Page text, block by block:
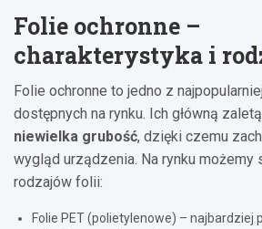
Folie ochronne –
charakterystyka i
Folie ochronne to jedno z
dostępnych na rynku. Ich główną
niewielka grubość, dzięki czemu
wygląd urządzenia. Na rynku możemy
rodzajów folii:
Folie PET (polietylenowe) – najbardziej